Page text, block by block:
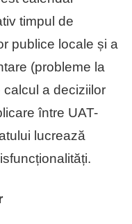
timpul de
publice locale și a
(probleme la
calcul a deciziilor
între UAT-
lucrează